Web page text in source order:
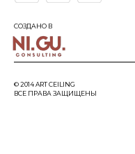
СОЗДАНО В
© 2014 ART CEILING
ВСЕ ПРАВА ЗАЩИЩЕНЫ